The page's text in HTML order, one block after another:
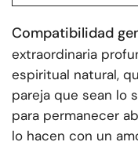
Compatibilidad
extraordinaria
espiritual natural,
pareja que sean lo
para permanecer
lo hacen con un